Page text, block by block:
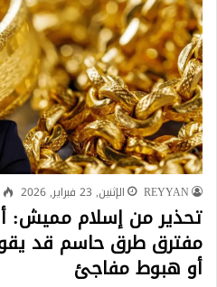
REYYAN الإثنين, 23 فبراير, 2026
تحذير من إسلام مميش:
مفترق طرق حاسم قد
أو هبوط مفاجئ